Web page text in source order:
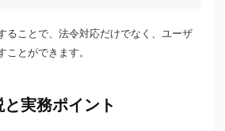
ることで、法令対応だけでなく、ユーザ
ことができます。
実務ポイント